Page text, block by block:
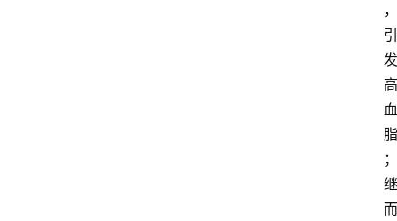
，
引
发
高
血
脂
；
继
而